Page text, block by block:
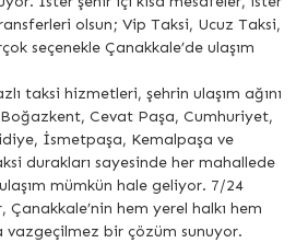
olsun; Vip Taksi, Ucuz Taksi,
seçenekle Çanakkale’de ulaşım
taksi hizmetleri, şehrin ulaşım ağını
Cevat Paşa, Cumhuriyet,
İsmetpaşa, Kemalpaşa ve
durakları sayesinde her mahallede
mümkün hale geliyor. 7/24
hem yerel halkı hem
vazgeçilmez bir çözüm sunuyor.